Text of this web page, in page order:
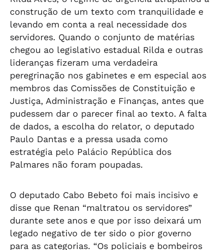
construção de um texto com tranquilidade e
levando em conta a real necessidade dos
servidores. Quando o conjunto de matérias
chegou ao legislativo estadual Rilda e outras
lideranças fizeram uma verdadeira
peregrinação nos gabinetes e em especial aos
membros das Comissões de Constituição e
Justiça, Administração e Finanças, antes que
pudessem dar o parecer final ao texto. A falta
de dados, a escolha do relator, o deputado
Paulo Dantas e a pressa usada como
estratégia pelo Palácio República dos
Palmares não foram poupadas.
O deputado Cabo Bebeto foi mais incisivo e
disse que Renan “maltratou os servidores”
durante sete anos e que por isso deixará um
legado negativo de ter sido o pior governo
para as categorias. “Os policiais e bombeiros